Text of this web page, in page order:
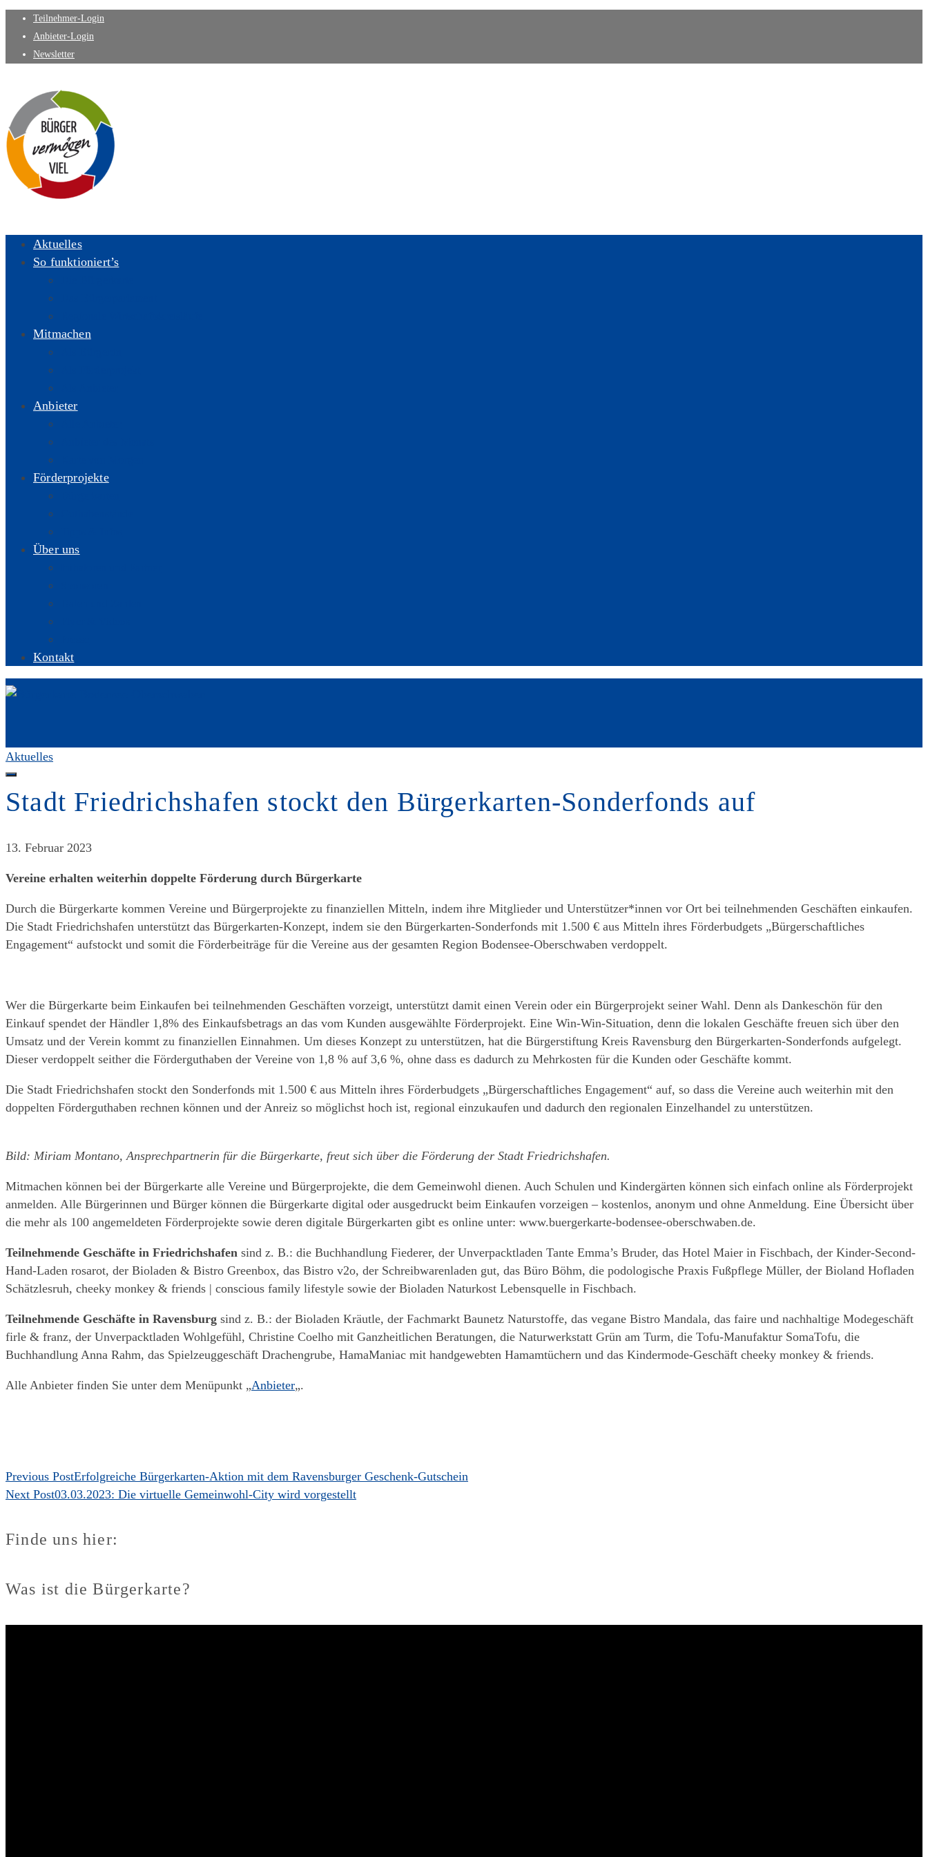
Teilnehmer-Login
Anbieter-Login
Newsletter
Aktuelles
So funktioniert’s
Mitmachen
Anbieter
Förderprojekte
Über uns
Kontakt
Aktuelles
Stadt Friedrichshafen stockt den Bürgerkarten-Sonderfonds auf
13. Februar 2023
Vereine erhalten weiterhin doppelte Förderung durch Bürgerkarte
Durch die Bürgerkarte kommen Vereine und Bürgerprojekte zu finanziellen Mitteln, indem ihre Mitglieder und Unterstützer*innen vor Ort bei teilnehmenden Geschäften einkaufen.
Die Stadt Friedrichshafen unterstützt das Bürgerkarten-Konzept, indem sie den Bürgerkarten-Sonderfonds mit 1.500 € aus Mitteln ihres Förderbudgets „Bürgerschaftliches
Engagement“ aufstockt und somit die Förderbeiträge für die Vereine aus der gesamten Region Bodensee-Oberschwaben verdoppelt.
Wer die Bürgerkarte beim Einkaufen bei teilnehmenden Geschäften vorzeigt, unterstützt damit einen Verein oder ein Bürgerprojekt seiner Wahl. Denn als Dankeschön für den
Einkauf spendet der Händler 1,8% des Einkaufsbetrags an das vom Kunden ausgewählte Förderprojekt. Eine Win-Win-Situation, denn die lokalen Geschäfte freuen sich über den
Umsatz und der Verein kommt zu finanziellen Einnahmen. Um dieses Konzept zu unterstützen, hat die Bürgerstiftung Kreis Ravensburg den Bürgerkarten-Sonderfonds aufgelegt.
Dieser verdoppelt seither die Förderguthaben der Vereine von 1,8 % auf 3,6 %, ohne dass es dadurch zu Mehrkosten für die Kunden oder Geschäfte kommt.
Die Stadt Friedrichshafen stockt den Sonderfonds mit 1.500 € aus Mitteln ihres Förderbudgets „Bürgerschaftliches Engagement“ auf, so dass die Vereine auch weiterhin mit den
doppelten Förderguthaben rechnen können und der Anreiz so möglichst hoch ist, regional einzukaufen und dadurch den regionalen Einzelhandel zu unterstützen.
Bild: Miriam Montano, Ansprechpartnerin für die Bürgerkarte, freut sich über die Förderung der Stadt Friedrichshafen.
Mitmachen können bei der Bürgerkarte alle Vereine und Bürgerprojekte, die dem Gemeinwohl dienen. Auch Schulen und Kindergärten können sich einfach online als Förderprojekt
anmelden. Alle Bürgerinnen und Bürger können die Bürgerkarte digital oder ausgedruckt beim Einkaufen vorzeigen – kostenlos, anonym und ohne Anmeldung. Eine Übersicht über
die mehr als 100 angemeldeten Förderprojekte sowie deren digitale Bürgerkarten gibt es online unter: www.buergerkarte-bodensee-oberschwaben.de.
Teilnehmende Geschäfte in Friedrichshafen sind z. B.: die Buchhandlung Fiederer, der Unverpacktladen Tante Emma’s Bruder, das Hotel Maier in Fischbach, der Kinder-Second-
Hand-Laden rosarot, der Bioladen & Bistro Greenbox, das Bistro v2o, der Schreibwarenladen gut, das Büro Böhm, die podologische Praxis Fußpflege Müller, der Bioland Hofladen
Schätzlesruh, cheeky monkey & friends | conscious family lifestyle sowie der Bioladen Naturkost Lebensquelle in Fischbach.
Teilnehmende Geschäfte in Ravensburg sind z. B.: der Bioladen Kräutle, der Fachmarkt Baunetz Naturstoffe, das vegane Bistro Mandala, das faire und nachhaltige Modegeschäft
firle & franz, der Unverpacktladen Wohlgefühl, Christine Coelho mit Ganzheitlichen Beratungen, die Naturwerkstatt Grün am Turm, die Tofu-Manufaktur SomaTofu, die
Buchhandlung Anna Rahm, das Spielzeuggeschäft Drachengrube, HamaManiac mit handgewebten Hamamtüchern und das Kindermode-Geschäft cheeky monkey & friends.
Alle Anbieter finden Sie unter dem Menüpunkt „Anbieter„.
Previous PostErfolgreiche Bürgerkarten-Aktion mit dem Ravensburger Geschenk-Gutschein
Next Post03.03.2023: Die virtuelle Gemeinwohl-City wird vorgestellt
Finde uns hier:
Was ist die Bürgerkarte?